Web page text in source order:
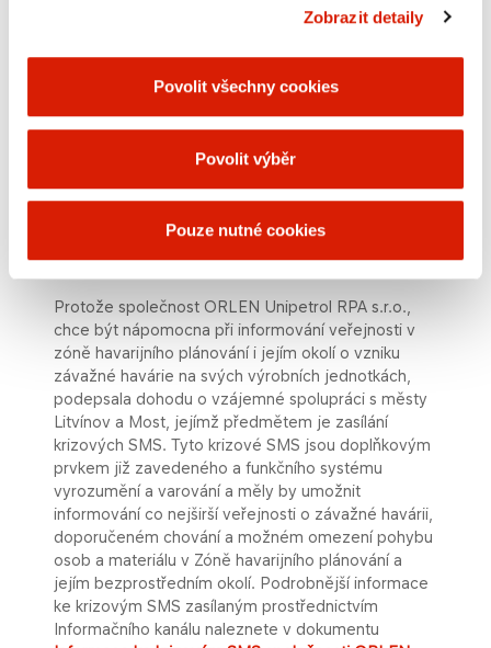
Zobrazit detaily
Povolit všechny cookies
Povolit výběr
Pouze nutné cookies
bezpečnostních opatřeních, opatřeních na zmírnění
dopadů a o žádoucím chování obyvatel v případě
vzniku závažné havárie.
Přeprava nebezpečných věcí je realizována v
souladu s dohodou ADR (Evropská dohoda o
RID (Řád pro mezinárodní železniční přepravu
nebezpečných věcí). ORLEN Unipetrol RPA s.r.o.,
vysoce rizikových nebezpečných věcí
požadavky předpisu ADR.
Protože společnost ORLEN Unipetrol RPA s.r.o.,
chce být nápomocna při informování veřejnosti v
zóně havarijního plánování i jejím okolí o vzniku
závažné havárie na svých výrobních jednotkách,
podepsala dohodu o vzájemné spolupráci s městy
Litvínov a Most, jejímž předmětem je zasílání
krizových SMS. Tyto krizové SMS jsou doplňkovým
prvkem již zavedeného a funkčního systému
vyrozumění a varování a měly by umožnit
informování co nejširší veřejnosti o závažné havárii,
doporučeném chování a možném omezení pohybu
osob a materiálu v Zóně havarijního plánování a
jejím bezprostředním okolí. Podrobnější informace
ke krizovým SMS zasílaným prostřednictvím
Informačního kanálu naleznete v dokumentu